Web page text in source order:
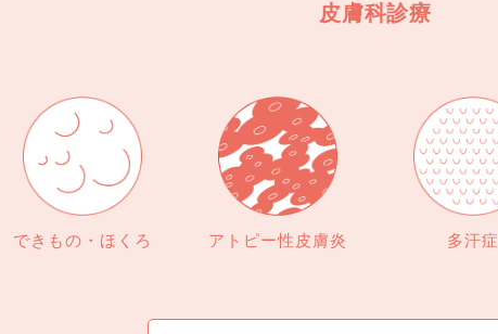
皮膚科診療
できもの・ほくろ アトピー性皮膚炎 多汗症